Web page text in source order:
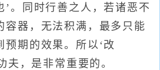
’。同时行善之人，若诸恶不
容器，无法积满，最多只能
预期的效果。所以‘改
夫，是非常重要的。